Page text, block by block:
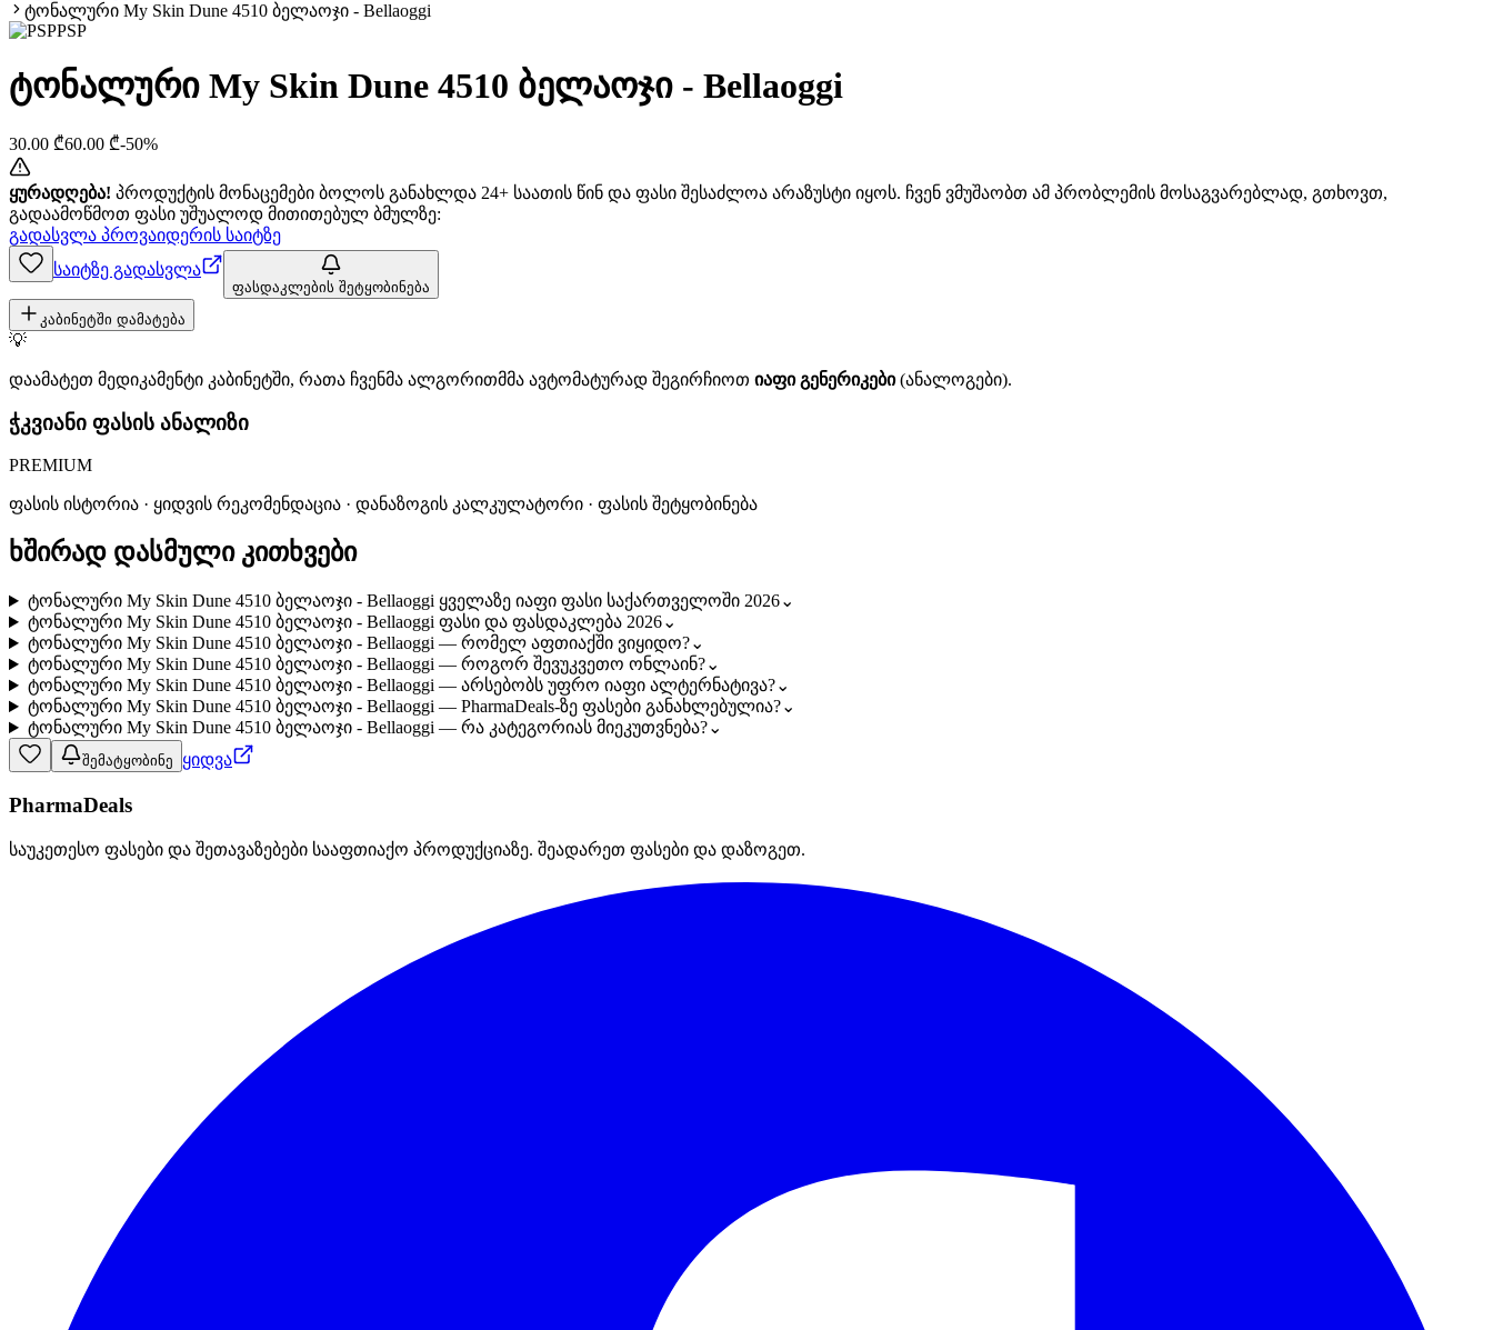
ტონალური My Skin Dune 4510 ბელაოჯი - Bellaoggi
PSP
ტონალური My Skin Dune 4510 ბელაოჯი - Bellaoggi
30.00 ₾60.00 ₾-50%
ყურადღება! პროდუქტის მონაცემები ბოლოს განახლდა 24+ საათის წინ და ფასი შესაძლოა არაზუსტი იყოს. ჩვენ ვმუშაობთ ამ პრობლემის მოსაგვარებლად, გთხოვთ,
გადაამოწმოთ ფასი უშუალოდ მითითებულ ბმულზე:
გადასვლა პროვაიდერის საიტზე
საიტზე გადასვლა
ფასდაკლების შეტყობინება
კაბინეტში დამატება
💡
დაამატეთ მედიკამენტი კაბინეტში, რათა ჩვენმა ალგორითმმა ავტომატურად შეგირჩიოთ იაფი გენერიკები(ანალოგები).
ჭკვიანი ფასის ანალიზი
PREMIUM
ფასის ისტორია · ყიდვის რეკომენდაცია · დანაზოგის კალკულატორი · ფასის შეტყობინება
ხშირად დასმული კითხვები
ტონალური My Skin Dune 4510 ბელაოჯი - Bellaoggi ყველაზე იაფი ფასი საქართველოში 2026⌄
ტონალური My Skin Dune 4510 ბელაოჯი - Bellaoggi ფასი და ფასდაკლება 2026⌄
ტონალური My Skin Dune 4510 ბელაოჯი - Bellaoggi — რომელ აფთიაქში ვიყიდო?⌄
ტონალური My Skin Dune 4510 ბელაოჯი - Bellaoggi — როგორ შევუკვეთო ონლაინ?⌄
ტონალური My Skin Dune 4510 ბელაოჯი - Bellaoggi — არსებობს უფრო იაფი ალტერნატივა?⌄
ტონალური My Skin Dune 4510 ბელაოჯი - Bellaoggi — PharmaDeals-ზე ფასები განახლებულია?⌄
ტონალური My Skin Dune 4510 ბელაოჯი - Bellaoggi — რა კატეგორიას მიეკუთვნება?⌄
შემატყობინე ყიდვა
PharmaDeals
საუკეთესო ფასები და შეთავაზებები სააფთიაქო პროდუქციაზე. შეადარეთ ფასები და დაზოგეთ.